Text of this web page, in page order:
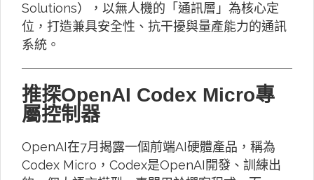
Solutions），以無人機的「通訊層」為核心定
位，打造兼具安全性、抗干擾與量產能力的通訊
系統。
推探OpenAI Codex Micro專
屬控制器
OpenAI在7月揭露一個前端AI硬體產品，稱為
Codex Micro，Codex是OpenAI開發、訓練出